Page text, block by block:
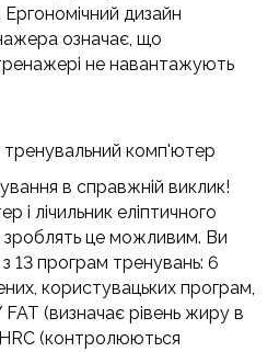
дизайн
означає, що
не навантажують
тренувальний комп'ютер
в справжній виклик!
і лічильник еліптичного
це можливим. Ви
13 програм тренувань: 6
користувацьких програм,
(визначає рівень жиру в
HRC (контролюються